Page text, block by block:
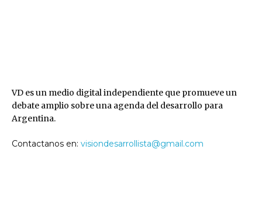
VD es un medio digital independiente que promueve un
debate amplio sobre una agenda del desarrollo para
Argentina.
Contactanos en: visiondesarrollista@gmail.com